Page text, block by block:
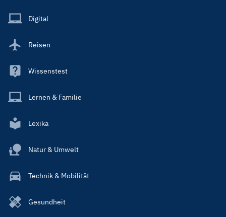
Main
Digital
Reisen
Wissenstest
Lernen & Familie
Lexika
Natur & Umwelt
Technik & Mobilität
Gesundheit